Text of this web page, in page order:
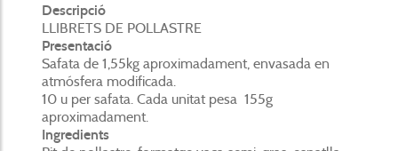
Descripció
LLIBRETS DE POLLASTRE
Presentació
Safata de 1,55kg aproximadament, envasada en
atmósfera modificada.
10 u per safata. Cada unitat pesa 155g
aproximadament.
Ingredients